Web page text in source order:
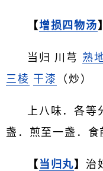
【增损四物汤 】
当归 川芎 熟
三棱 干漆 （炒）
上八味．各等
盏．煎至一盏．食
【 当归丸】 治